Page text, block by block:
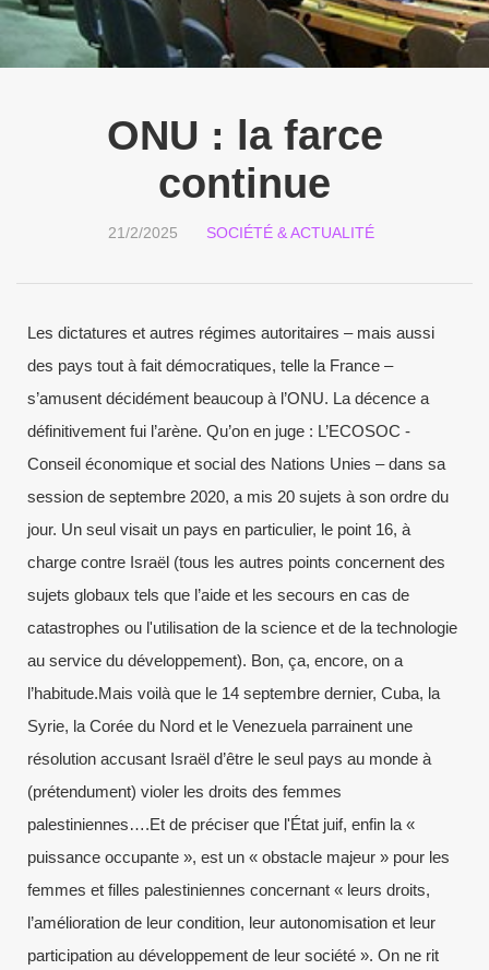
ONU : la farce
continue
21/2/2025 SOCIÉTÉ & ACTUALITÉ
Les dictatures et autres régimes autoritaires – mais aussi
des pays tout à fait démocratiques, telle la France –
s’amusent décidément beaucoup à l’ONU. La décence a
définitivement fui l’arène. Qu’on en juge : L’ECOSOC -
Conseil économique et social des Nations Unies – dans sa
session de septembre 2020, a mis 20 sujets à son ordre du
jour. Un seul visait un pays en particulier, le point 16, à
charge contre Israël (tous les autres points concernent des
sujets globaux tels que l’aide et les secours en cas de
catastrophes ou l'utilisation de la science et de la technologie
au service du développement). Bon, ça, encore, on a
l’habitude.Mais voilà que le 14 septembre dernier, Cuba, la
Syrie, la Corée du Nord et le Venezuela parrainent une
résolution accusant Israël d’être le seul pays au monde à
(prétendument) violer les droits des femmes
palestiniennes….Et de préciser que l'État juif, enfin la «
puissance occupante », est un « obstacle majeur » pour les
femmes et filles palestiniennes concernant « leurs droits,
l’amélioration de leur condition, leur autonomisation et leur
participation au développement de leur société ». On ne rit